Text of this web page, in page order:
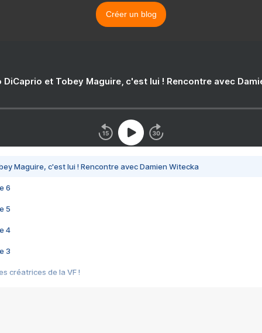
Créer un blog
DiCaprio et Tobey Maguire, c'est lui ! Rencontre avec
Maguire, c'est lui ! Rencontre avec Damien Witecka
6
5
4
3
créatrices de la VF !